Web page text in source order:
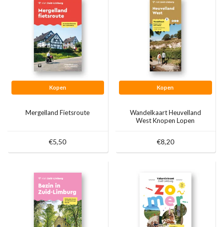
Kopen
Mergelland Fietsroute
€5,50
Kopen
Wandelkaart Heuvelland
West Knopen Lopen
€8,20